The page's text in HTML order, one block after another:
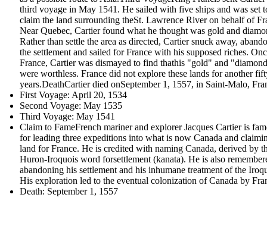
third voyage in May 1541. He sailed with five ships and was set
claim the land surrounding theSt. Lawrence River on behalf of
Near Quebec, Cartier found what he thought was gold and
Rather than settle the area as directed, Cartier snuck away,
the settlement and sailed for France with his supposed riches.
France, Cartier was dismayed to find thathis "gold" and
were worthless. France did not explore these lands for another
years.DeathCartier died onSeptember 1, 1557, in Saint-Malo,
First Voyage: April 20, 1534
Second Voyage: May 1535
Third Voyage: May 1541
Claim to FameFrench mariner and explorer Jacques Cartier is
for leading three expeditions into what is now Canada and
land for France. He is credited with naming Canada, derived by
Huron-Iroquois word forsettlement (kanata). He is also
abandoning his settlement and his inhumane treatment of the
His exploration led to the eventual colonization of Canada by
Death: September 1, 1557